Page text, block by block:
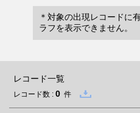
＊対象の出現レコードに
ラフを表示できません。
レコード一覧
レコード数 : 0 件